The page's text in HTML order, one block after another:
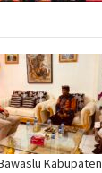
Kabupaten